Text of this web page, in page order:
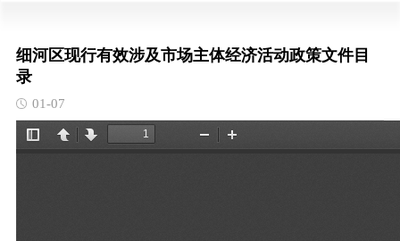
细河区现行有效涉及市场主体经济活动政策文件目
录
01-07